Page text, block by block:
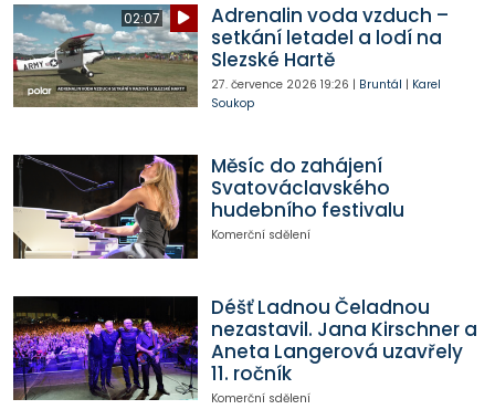
02:07
Adrenalin voda vzduch –
setkání letadel a lodí na
Slezské Hartě
27. července 2026 19:26 | Bruntál | Karel
Soukop
Měsíc do zahájení
Svatováclavského
hudebního festivalu
Komerční sdělení
Déšť Ladnou Čeladnou
nezastavil. Jana Kirschner a
Aneta Langerová uzavřely
11. ročník
Komerční sdělení